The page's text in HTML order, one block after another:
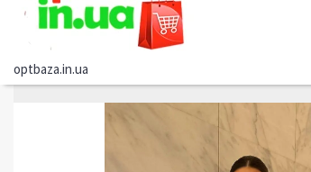
optbaza.in.ua